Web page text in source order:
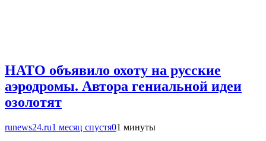
НАТО объявило охоту на русские
аэродромы. Автора гениальной идеи
озолотят
runews24.ru1 месяц спустя01 минуты